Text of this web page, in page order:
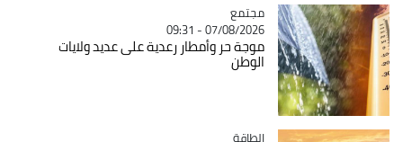
Catégorie
مجتمع
07/08/2026 - 09:31
موجة حر وأمطار رعدية على عديد ولايات
الوطن
Catégorie
الطاقة